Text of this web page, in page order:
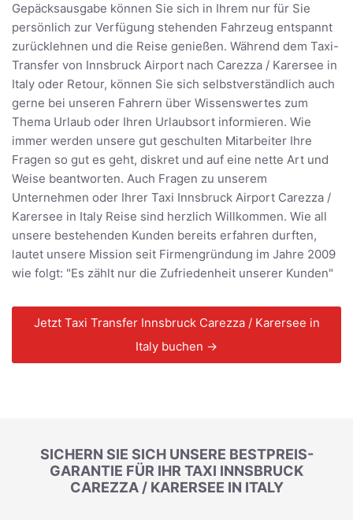
Gepäcksausgabe können Sie sich in Ihrem nur für Sie
persönlich zur Verfügung stehenden Fahrzeug entspannt
zurücklehnen und die Reise genießen. Während dem Taxi-
Transfer von Innsbruck Airport nach Carezza / Karersee in
Italy oder Retour, können Sie sich selbstverständlich auch
gerne bei unseren Fahrern über Wissenswertes zum
Thema Urlaub oder Ihren Urlaubsort informieren. Wie
immer werden unsere gut geschulten Mitarbeiter Ihre
Fragen so gut es geht, diskret und auf eine nette Art und
Weise beantworten. Auch Fragen zu unserem
Unternehmen oder Ihrer Taxi Innsbruck Airport Carezza /
Karersee in Italy Reise sind herzlich Willkommen. Wie all
unsere bestehenden Kunden bereits erfahren durften,
lautet unsere Mission seit Firmengründung im Jahre 2009
wie folgt: "Es zählt nur die Zufriedenheit unserer Kunden"
Jetzt Taxi Transfer Innsbruck Carezza / Karersee in
Italy buchen →
SICHERN SIE SICH UNSERE BESTPREIS-
GARANTIE FÜR IHR TAXI INNSBRUCK
CAREZZA / KARERSEE IN ITALY